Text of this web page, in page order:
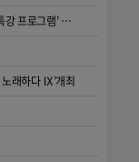
결혼이민자·외국인 구직자 대상 ‘다문화가족 특강 프로그램’ 참여자 모집
래하다 Ⅸ’개최